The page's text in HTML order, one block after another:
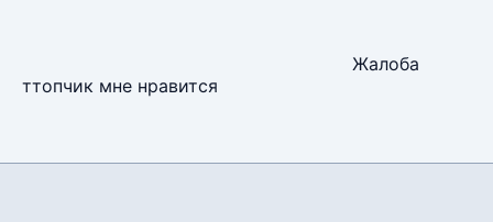
Жалоба
ттопчик мне нравится